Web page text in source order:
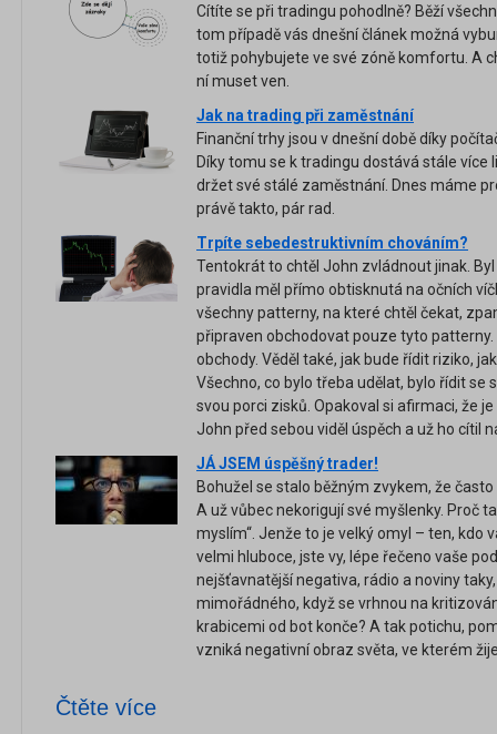
Cítíte se při tradingu pohodlně? Běží
tom případě vás dnešní článek možná
totiž pohybujete ve své zóně komfortu. A
ní muset ven.
Jak na trading při zaměstnání
Finanční trhy jsou v dnešní době díky
Díky tomu se k tradingu dostává stále více
držet své stálé zaměstnání. Dnes máme
právě takto, pár rad.
Trpíte sebedestruktivním chováním?
Tentokrát to chtěl John zvládnout jinak.
pravidla měl přímo obtisknutá na očních
všechny patterny, na které chtěl čekat,
připraven obchodovat pouze tyto
obchody. Věděl také, jak bude řídit riziko,
Všechno, co bylo třeba udělat, bylo řídit se
svou porci zisků. Opakoval si afirmaci, že
John před sebou viděl úspěch a už ho cítil
JÁ JSEM úspěšný trader!
Bohužel se stalo běžným zvykem, že
A už vůbec nekorigují své myšlenky. Proč
myslím“. Jenže to je velký omyl – ten, kdo
velmi hluboce, jste vy, lépe řečeno vaše
nejšťavnatější negativa, rádio a noviny
mimořádného, když se vrhnou na
krabicemi od bot konče? A tak potichu,
vzniká negativní obraz světa, ve kterém
Čtěte více